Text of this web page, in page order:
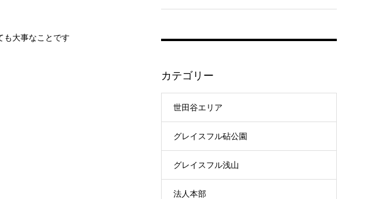
も大事なことです
カテゴリー
世田谷エリア
グレイスフル砧公園
グレイスフル浅山
法人本部